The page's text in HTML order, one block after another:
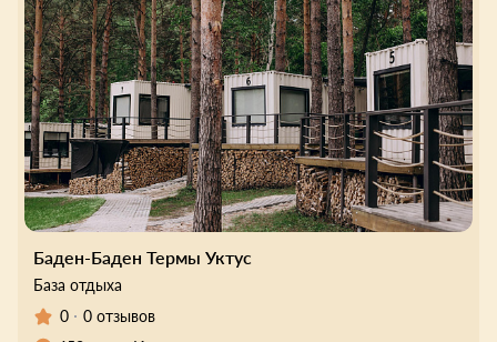
Баден-Баден Термы Уктус
База отдыха
0
0 отзывов